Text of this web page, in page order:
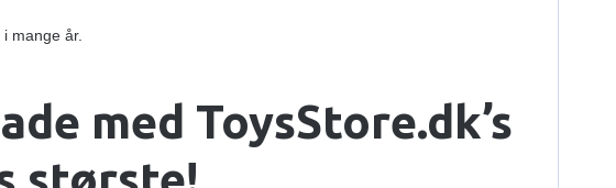
mange år.
med ToysStore.dk’s